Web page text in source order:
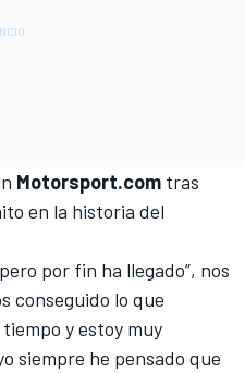
Motorsport.com tras
en la historia del
por fin ha llegado”, nos
conseguido lo que
y estoy muy
siempre he pensado que